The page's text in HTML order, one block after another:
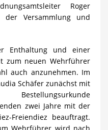
Roger
Versammlung und
Enthaltung und einer
zum neuen Wehrführer
auch anzunehmen. Im
Schäfer zunächst mit
zwei Jahre mit der
Freiendiez beauftragt.